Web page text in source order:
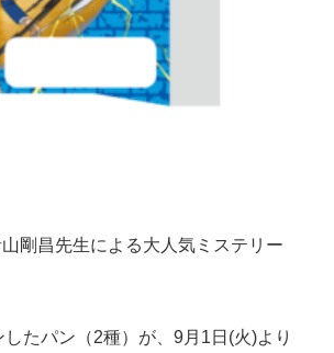
剛昌先生による大人気ミステリー
たパン（2種）が、9月1日(火)より